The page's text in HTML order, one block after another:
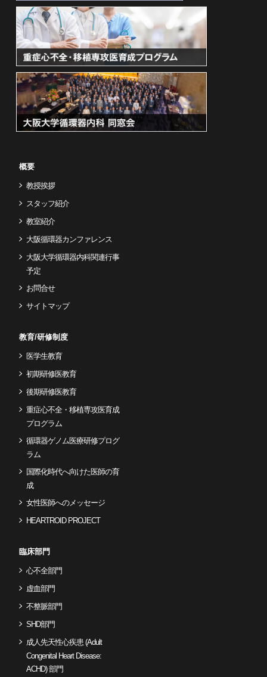
概要
教授挨拶
スタッフ紹介
教室紹介
大阪循環器カンファレンス
大阪大学循環器内科関連行事
予定
お問合せ
サイトマップ
教育/研修制度
医学生教育
初期研修医教育
後期研修医教育
重症心不全・移植専攻医育成
プログラム
循環器ゲノム医療研修プログ
ラム
国際化時代へ向けた医師の育
成
女性医師へのメッセージ
HEARTROID PROJECT
臨床部門
心不全部門
虚血部門
不整脈部門
SHD部門
成人先天性心疾患 (Adult
Congenital Heart Disease:
ACHD) 部門